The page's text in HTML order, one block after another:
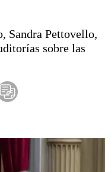
Sandra Pettovello,
sobre las